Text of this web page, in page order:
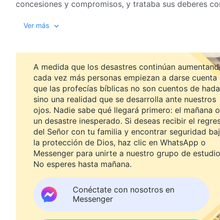
concesiones y compromisos, y trataba sus deberes
era absurdo e insensato. Veamos cómo buscó la
Ver más
A medida que los desastres continúan
cada vez más personas empiezan a darse cuenta
que las profecías bíblicas no son cuentos de
sino una realidad que se desarrolla ante nuestros
ojos. Nadie sabe qué llegará primero: el mañana o
un desastre inesperado. Si deseas recibir el
del Señor con tu familia y encontrar seguridad
la protección de Dios, haz clic en WhatsApp o
Messenger para unirte a nuestro grupo de
No esperes hasta mañana.
Conéctate con nosotros en
Messenger